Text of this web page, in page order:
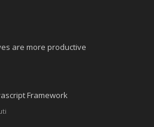
are more productive
Framework